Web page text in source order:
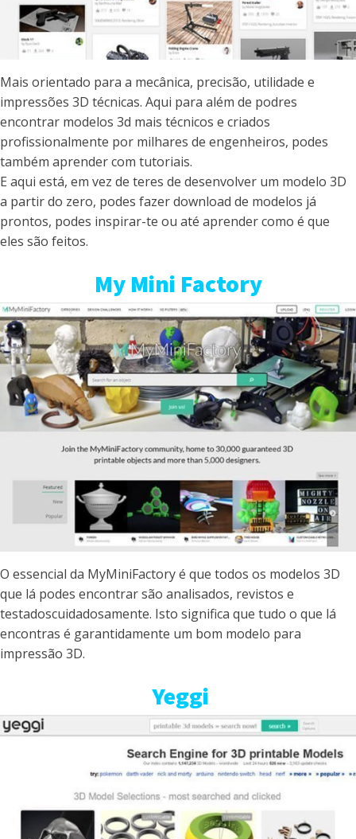
Mais orientado para a mecânica, precisão, utilidade e
impressões 3D técnicas. Aqui para além de podres
encontrar modelos 3d mais técnicos e criados
profissionalmente por milhares de engenheiros, podes
também aprender com tutoriais.
E aqui está, em vez de teres de desenvolver um modelo 3D
a partir do zero, podes fazer download de modelos já
prontos, podes inspirar-te ou até aprender como é que
eles são feitos.
My Mini Factory
O essencial da MyMiniFactory é que todos os modelos 3D
que lá podes encontrar são analisados, revistos e
testadoscuidadosamente. Isto significa que tudo o que lá
encontras é garantidamente um bom modelo para
impressão 3D.
Yeggi